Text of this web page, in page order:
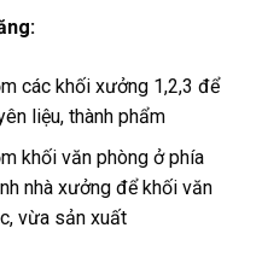
các khối xưởng 1,2,3 để
liệu, thành phẩm
khối văn phòng ở phía
nhà xưởng để khối văn
vừa sản xuất